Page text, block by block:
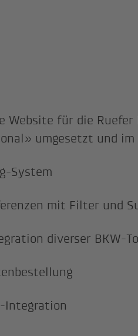
Website für die
umgesetzt und
System
mit Filter und
diverser BKW-
Integration